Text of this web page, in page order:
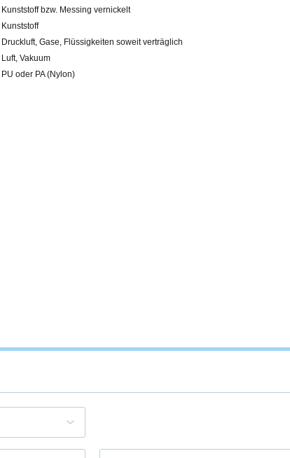
Kunststoff bzw. Messing vernickelt
Kunststoff
Druckluft, Gase, Flüssigkeiten soweit verträglich
Luft, Vakuum
PU oder PA (Nylon)